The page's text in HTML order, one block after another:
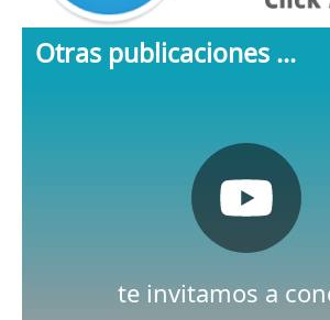
Otras publicaciones ...
te invitamos a
Nuestro canal de
Pulsa aquí